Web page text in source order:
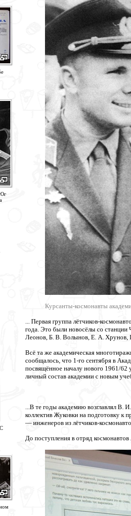
Курсанты-космонавты
... Первая группа лётчиков-
года. Это были новосёлы со
Леонов, Б. В. Волынов, Е. А.
Всё та же академическая
сообщалось, что 1-го сентября в
посвящённое началу нового 1961/
личный состав академии с новым
...В те годы академию возглавлял В.
коллектив Жуковки на подготовку к
— инженеров из лётчиков-
До поступления в отряд